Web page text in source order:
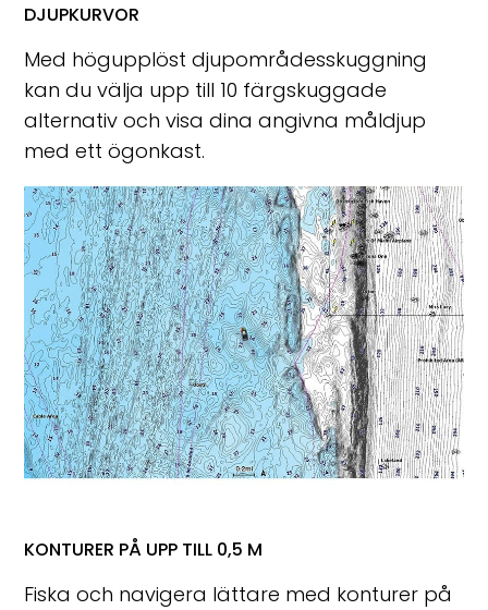
DJUPKURVOR
Med högupplöst djupområdesskuggning
kan du välja upp till 10 färgskuggade
alternativ och visa dina angivna måldjup
med ett ögonkast.
KONTURER PÅ UPP TILL 0,5 M
Fiska och navigera lättare med konturer på